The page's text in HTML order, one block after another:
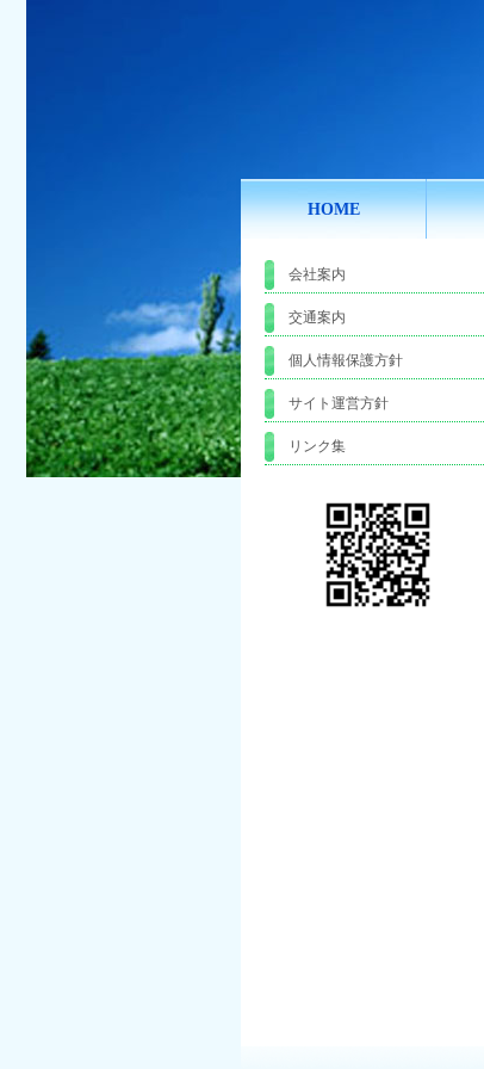
HOME
会社案内
交通案内
個人情報保護方針
サイト運営方針
リンク集